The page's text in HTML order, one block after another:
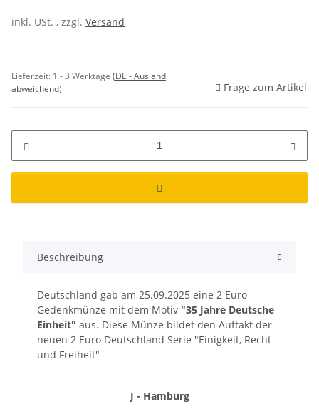
inkl. USt. , zzgl. Versand
Lieferzeit: 1 - 3 Werktage (DE - Ausland
abweichend)
Frage zum Artikel
Beschreibung
Deutschland gab am 25.09.2025 eine 2 Euro
Gedenkmünze mit dem Motiv "35 Jahre Deutsche
Einheit" aus. Diese Münze bildet den Auftakt der
neuen 2 Euro Deutschland Serie "Einigkeit, Recht
und Freiheit"
J - Hamburg